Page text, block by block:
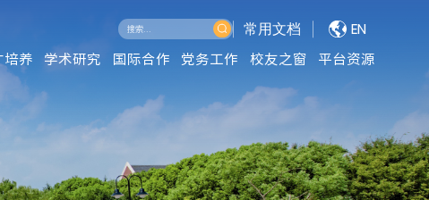
常用文档 EN
培养 学术研究 国际合作 党务工作 校友之窗 平台资源